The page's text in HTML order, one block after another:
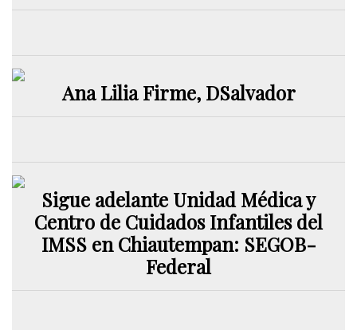
Ana Lilia Firme, DSalvador
Sigue adelante Unidad Médica y
Centro de Cuidados Infantiles del
IMSS en Chiautempan: SEGOB-
Federal